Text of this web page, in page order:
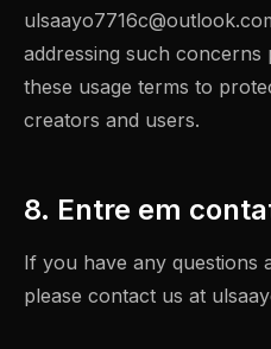
addressing such
these usage terms to
creators and users.
8. Entre em
If you have any questions
please contact us at